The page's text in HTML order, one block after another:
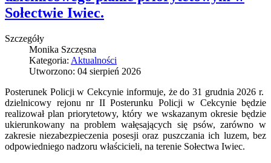
Sołectwie Iwiec.
Szczegóły
Monika Szczęsna
Kategoria: Aktualności
Utworzono: 04 sierpień 2026
Posterunek Policji w Cekcynie informuje, że do 31 grudnia 2026 r.
dzielnicowy rejonu nr II Posterunku Policji w Cekcynie będzie
realizował plan priorytetowy, który we wskazanym okresie będzie
ukierunkowany na problem wałęsających się psów, zarówno w
zakresie niezabezpieczenia posesji oraz puszczania ich luzem, bez
odpowiedniego nadzoru właścicieli, na terenie Sołectwa Iwiec.